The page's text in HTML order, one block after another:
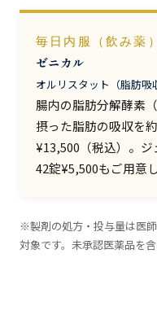
毎日内服（飲み薬
ゼニカル
オルリスタット（脂肪吸
腸内の脂肪分解酵素
摂った脂肪の吸収を
¥13,500（税込）。ジ
42錠¥5,500もご用意
※製剤の処方・投与量は医
対象です。未承認医薬品を含